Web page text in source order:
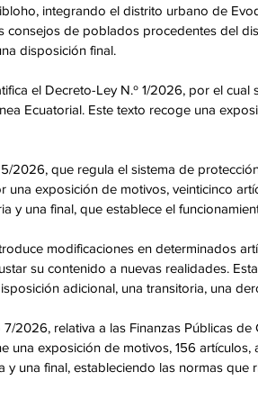
integrando el distrito urbano de
consejos de poblados procedentes del
disposición final.
el Decreto-Ley N.º 1/2026, por el cual
Ecuatorial. Este texto recoge una
2026, que regula el sistema de
exposición de motivos, veinticinco
y una final, que establece el
modificaciones en determinados
su contenido a nuevas realidades.
adicional, una transitoria, una
2026, relativa a las Finanzas Públicas de
una exposición de motivos, 156
una final, estableciendo las normas que